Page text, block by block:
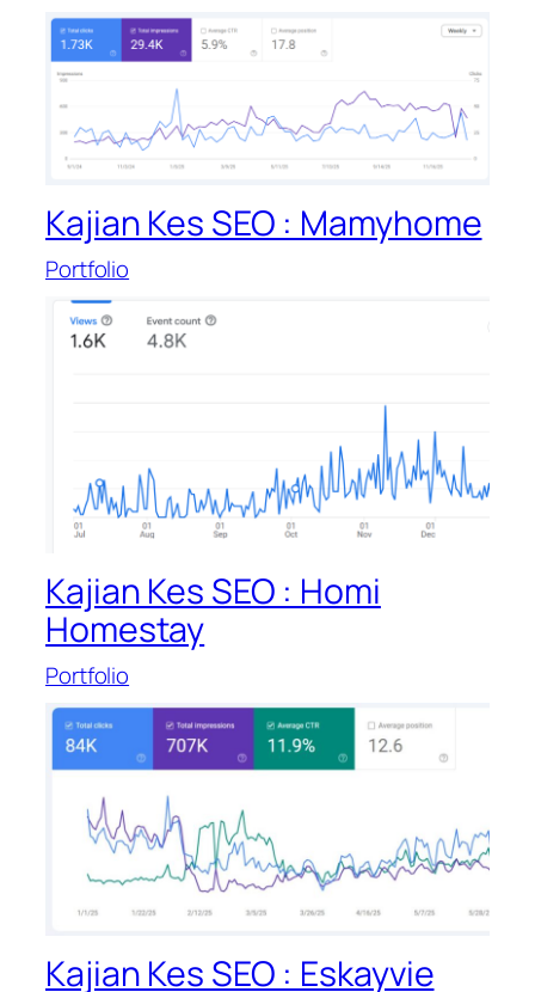
Kajian Kes SEO : Mamyhome
Portfolio
Kajian Kes SEO : Homi
Homestay
Portfolio
Kajian Kes SEO : Eskayvie